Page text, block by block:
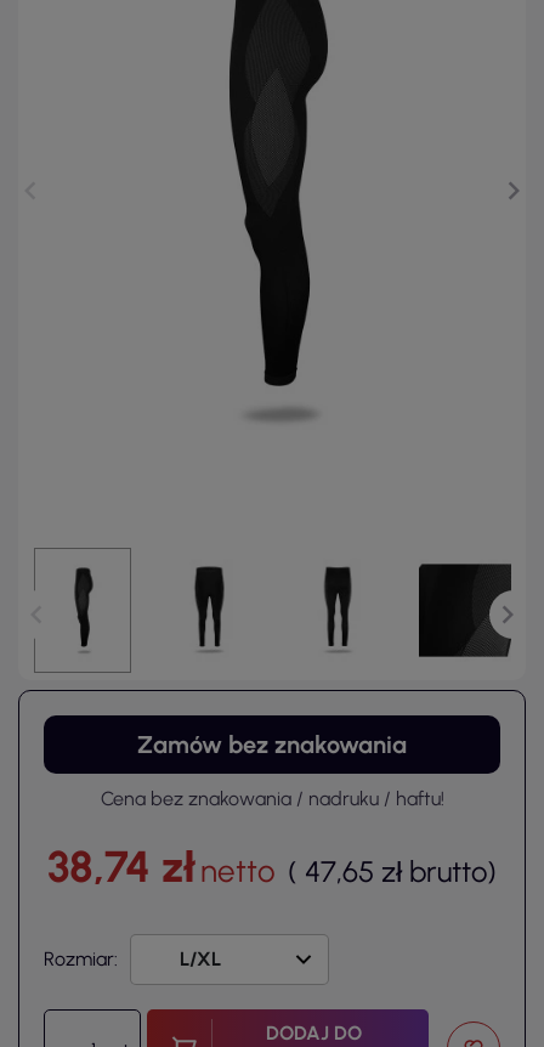
Zamów bez znakowania
Cena bez znakowania / nadruku / haftu!
38,74 złnetto ( 47,65 zł brutto)
Rozmiar:
DODAJ DO